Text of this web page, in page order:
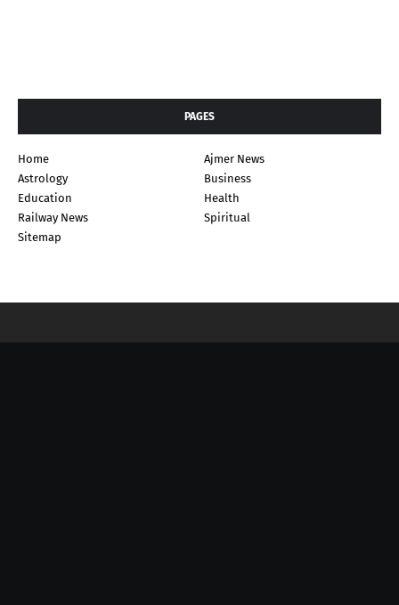
PAGES
Home
Ajmer News
Astrology
Business
Education
Health
Railway News
Spiritual
Sitemap